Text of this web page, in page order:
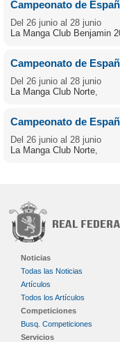
Campeonato de
Del 26 junio al 28 junio
La Manga Club Benjamin
Campeonato de
Del 26 junio al 28 junio
La Manga Club Norte,
Campeonato de
Del 26 junio al 28 junio
La Manga Club Norte,
Noticias
Todas las Noticias
Artículos
Todos los Artículos
Competiciones
Busq. Competiciones
Servicios